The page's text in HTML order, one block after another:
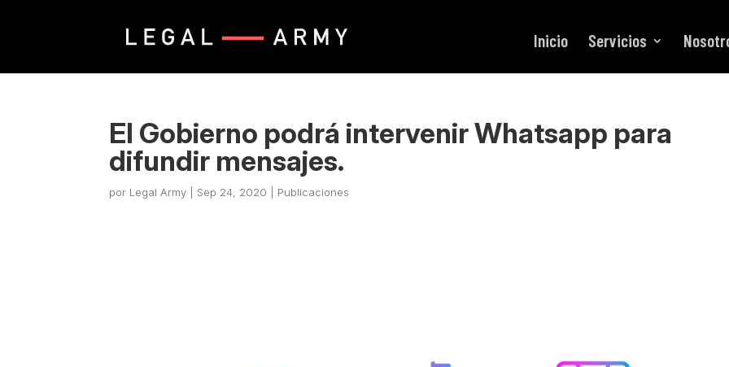
Inicio Servicios
El Gobierno podrá intervenir Whatsapp para
difundir mensajes.
por Legal Army Sep 24, 2020 Publicaciones